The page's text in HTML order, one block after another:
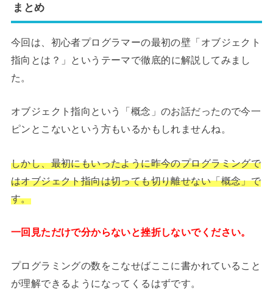
まとめ
今回は、初心者プログラマーの最初の壁「オブジェクト
指向とは？ 」というテーマで徹底的に解説してみまし
た。
オブジェクト指向という「概念」のお話だったので今一
ピンとこないという方もいるかもしれませんね。
しかし、最初にもいったように昨今のプログラミングで
はオブジェクト指向は切っても切り離せない「概念」で
す。
一回見ただけで分からないと挫折しないでください。
プログラミングの数をこなせばここに書かれていること
が理解できるようになってくるはずです。